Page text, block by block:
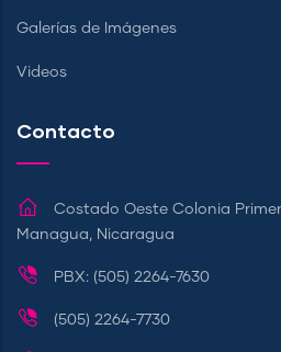
Galerías de Imágenes
Videos
Contacto
Costado Oeste Colonia
Managua, Nicaragua
PBX: (505) 2264-7630
(505) 2264-7730